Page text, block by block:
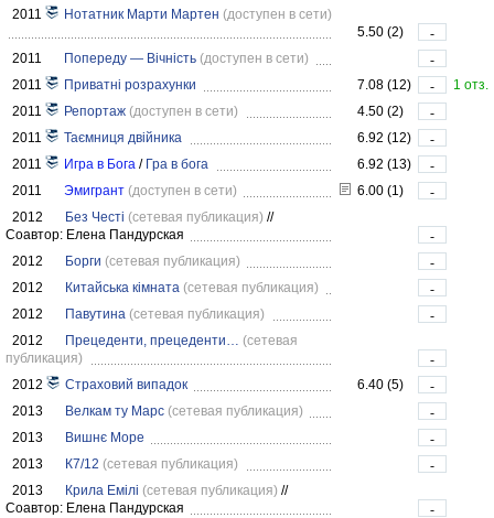
2011
Нотатник Марти Мартен (доступен в сети)
5.50 (2)
-
2011
Попереду — Вічність (доступен в сети)
-
2011
Приватні розрахунки 7.08 (12) -
1 отз.
2011
Репортаж (доступен в сети) 4.50 (2)
-
2011
Таємниця двійника 6.92 (12)
-
2011
Игра в Бога / Гра в бога 6.92 (13)
-
2011
Эмигрант (доступен в сети) 6.00 (1)
-
2012
Без Честі (сетевая публикация) //
Соавтор: Елена Пандурская
-
2012
Борги (сетевая публикация)
-
2012
Китайська кімната (сетевая публикация)
-
2012
Павутина (сетевая публикация)
-
2012
Прецеденти, прецеденти… (сетевая
публикация)
-
2012
Страховий випадок 6.40 (5)
-
2013
Велкам ту Марс (сетевая публикация)
-
2013
Вишнє Море
-
2013
К7/12 (сетевая публикация)
-
2013
Крила Емілі (сетевая публикация) //
Соавтор: Елена Пандурская
-